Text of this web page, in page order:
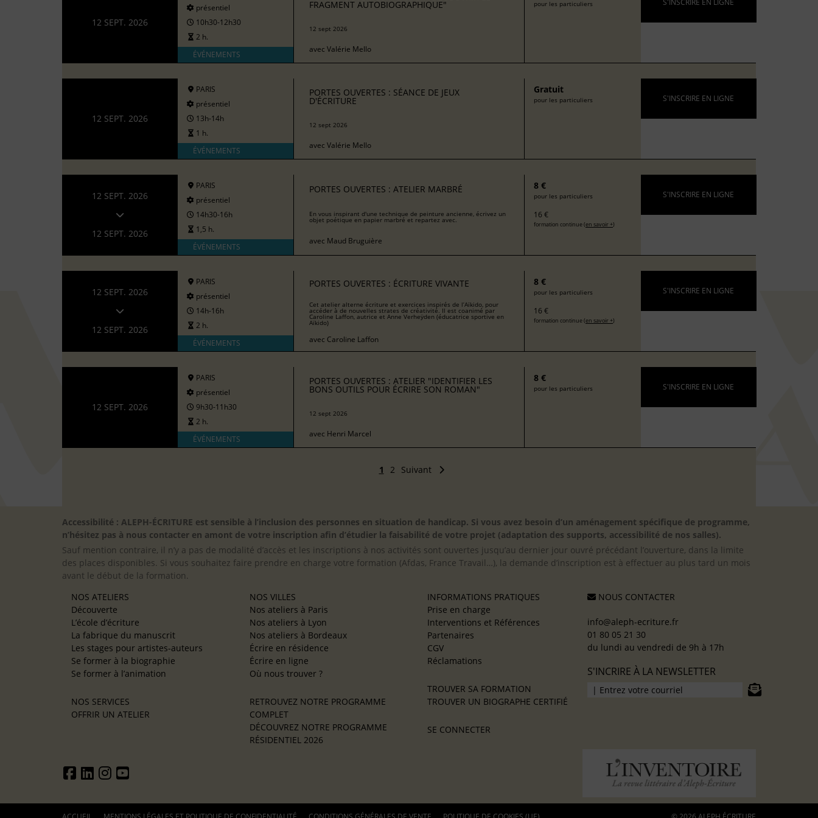
12 SEPT. 2026
présentiel
10h30-12h30
2 h.
ÉVÉNEMENTS
FRAGMENT AUTOBIOGRAPHIQUE"
12 sept 2026
avec Valérie Mello
pour les particuliers S'INSCRIRE EN LIGNE
12 SEPT. 2026
PARIS
présentiel
13h-14h
1 h.
ÉVÉNEMENTS
PORTES OUVERTES : SÉANCE DE JEUX
D'ÉCRITURE
12 sept 2026
avec Valérie Mello
Gratuit
pour les particuliers S'INSCRIRE EN LIGNE
12 SEPT. 2026
12 SEPT. 2026
PARIS
présentiel
14h30-16h
1,5 h.
ÉVÉNEMENTS
PORTES OUVERTES : ATELIER MARBRÉ
En vous inspirant d'une technique de peinture ancienne, écrivez un
objet poétique en papier marbré et repartez avec.
avec Maud Bruguière
8 €
pour les particuliers
16 €
formation continue (en savoir +)
S'INSCRIRE EN LIGNE
12 SEPT. 2026
12 SEPT. 2026
PARIS
présentiel
14h-16h
2 h.
ÉVÉNEMENTS
PORTES OUVERTES : ÉCRITURE VIVANTE
Cet atelier alterne écriture et exercices inspirés de l’Aïkido, pour
accéder à de nouvelles strates de créativité. Il est coanimé par
Caroline Laffon, autrice et Anne Verheÿden (éducatrice sportive en
Aïkido)
avec Caroline Laffon
8 €
pour les particuliers
16 €
formation continue (en savoir +)
S'INSCRIRE EN LIGNE
12 SEPT. 2026
PARIS
présentiel
9h30-11h30
2 h.
ÉVÉNEMENTS
PORTES OUVERTES : ATELIER "IDENTIFIER LES
BONS OUTILS POUR ÉCRIRE SON ROMAN"
12 sept 2026
avec Henri Marcel
8 €
pour les particuliers S'INSCRIRE EN LIGNE
1 2 Suivant
Accessibilité : ALEPH-ÉCRITURE est sensible à l’inclusion des personnes en situation de handicap. Si vous avez besoin d’un aménagement spécifique de programme,
n’hésitez pas à nous contacter en amont de votre inscription afin d’étudier la faisabilité de votre projet (adaptation des supports, accessibilité de nos salles).
Sauf mention contraire, il n’y a pas de modalité d’accès et les inscriptions à nos activités sont ouvertes jusqu’au dernier jour ouvré précédant l’ouverture, dans la limite
des places disponibles. Si vous souhaitez faire prendre en charge votre formation (Afdas, France Travail…), la demande d’inscription est à effectuer au plus tard un mois
avant le début de la formation.
NOS ATELIERS
Découverte
L’école d’écriture
La fabrique du manuscrit
Les stages pour artistes-auteurs
Se former à la biographie
Se former à l’animation
NOS SERVICES
OFFRIR UN ATELIER
NOS VILLES
Nos ateliers à Paris
Nos ateliers à Lyon
Nos ateliers à Bordeaux
Écrire en résidence
Écrire en ligne
Où nous trouver ?
RETROUVEZ NOTRE PROGRAMME
COMPLET
DÉCOUVREZ NOTRE PROGRAMME
RÉSIDENTIEL 2026
INFORMATIONS PRATIQUES
Prise en charge
Interventions et Références
Partenaires
CGV
Réclamations
TROUVER SA FORMATION
TROUVER UN BIOGRAPHE CERTIFIÉ
SE CONNECTER
NOUS CONTACTER
info@aleph-ecriture.fr
01 80 05 21 30
du lundi au vendredi de 9h à 17h
S'INCRIRE À LA NEWSLETTER